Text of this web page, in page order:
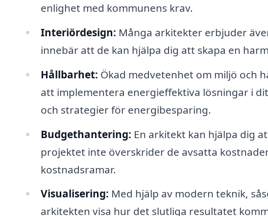
enlighet med kommunens krav.
Interiördesign: Många arkitekter erbjuder
innebär att de kan hjälpa dig att skapa en
Hållbarhet: Ökad medvetenhet om miljö och
att implementera energieffektiva lösningar i
och strategier för energibesparing.
Budgethantering: En arkitekt kan hjälpa dig
projektet inte överskrider de avsatta
kostnadsramar.
Visualisering: Med hjälp av modern teknik,
arkitekten visa hur det slutliga resultatet